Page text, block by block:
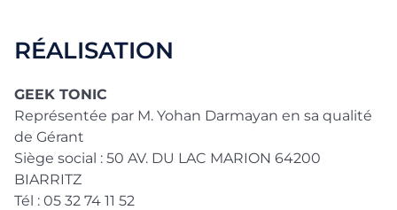
RÉALISATION
GEEK TONIC
Représentée par M. Yohan Darmayan en sa qualité
de Gérant
Siège social : 50 AV. DU LAC MARION 64200
BIARRITZ
Tél : 05 32 74 11 52